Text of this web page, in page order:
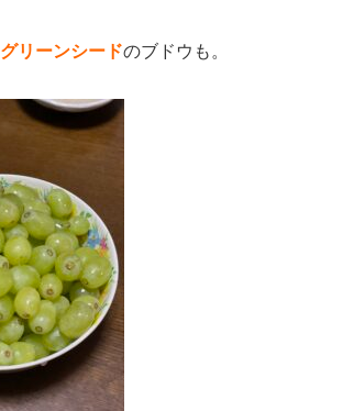
グリーンシードのブドウも。